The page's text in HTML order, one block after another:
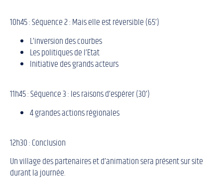
10h45 : Séquence 2 : Mais elle est réversible (65’)
L’inversion des courbes
Les politiques de l’Etat
Initiative des grands acteurs
11h45 : Séquence 3 : les raisons d’espérer (30’)
4 grandes actions régionales
12h30 : Conclusion
Un village des partenaires et d’animation sera présent sur site
durant la journée.